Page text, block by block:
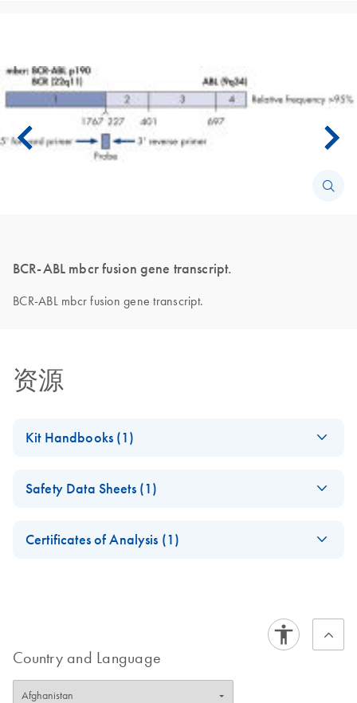
BCR-ABL mbcr fusion gene transcript.
BCR-ABL mbcr fusion gene transcript.
资源
Kit Handbooks (1)
FusionQuant
Safety Data Sheets (1)
Certificates of Analysis (1)
Country and Language